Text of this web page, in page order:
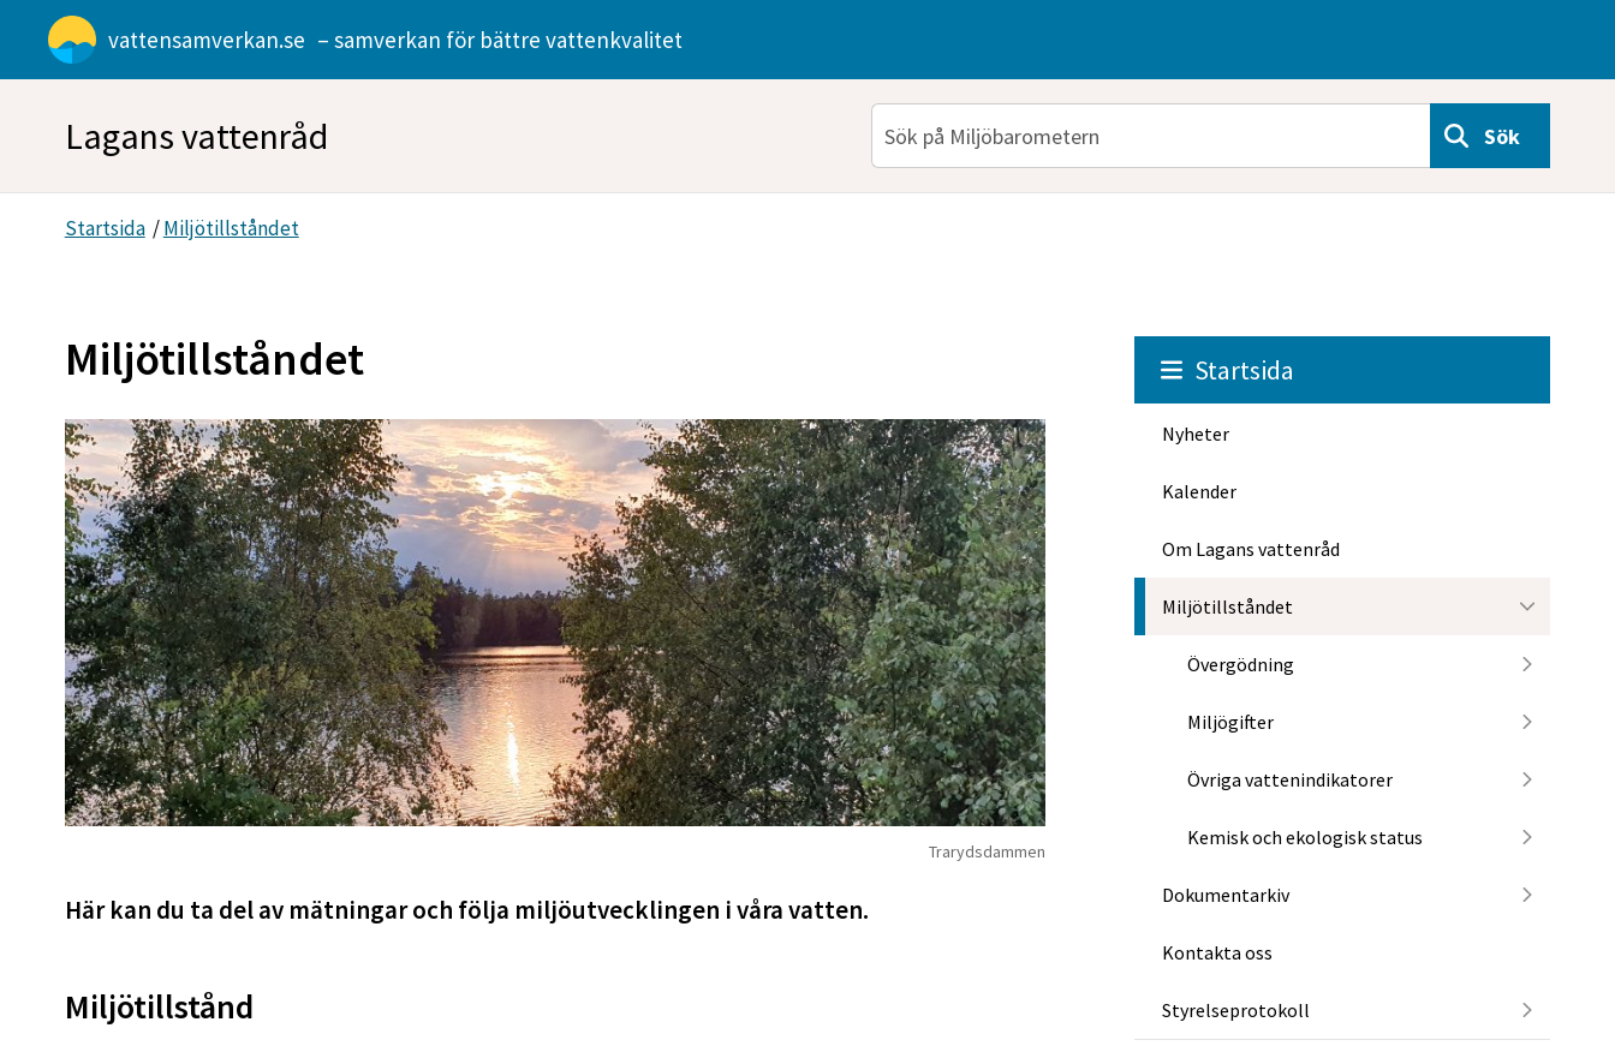
Gå direkt till sidans innehåll
vattensamverkan.se – samverkan för bättre vattenkvalitet
Lagans vattenråd Sök
Startsida /Miljötillståndet
Miljötillståndet
Trarydsdammen
Här kan du ta del av mätningar och följa miljöutvecklingen i våra vatten.
Miljötillstånd
Startsida
Nyheter
Kalender
Om Lagans vattenråd
Miljötillståndet
Övergödning
Miljögifter
Övriga vattenindikatorer
Kemisk och ekologisk status
Dokumentarkiv
Kontakta oss
Styrelseprotokoll